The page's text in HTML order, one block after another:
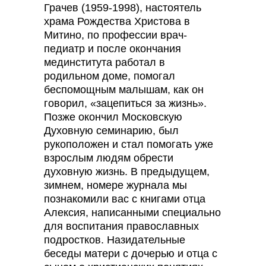
Грачев (1959-1998), настоятель
храма Рождества Христова в
Митино, по профессии врач-
педиатр и после окончания
мединститута работал в
родильном доме, помогал
беспомощным малышам, как он
говорил, «зацепиться за жизнь».
Позже окончил Московскую
Духовную семинарию, был
рукоположен и стал помогать уже
взрослым людям обрести
духовную жизнь. В предыдущем,
зимнем, номере журнала мы
познакомили вас с книгами отца
Алексия, написанными специально
для воспитания православных
подростков. Назидательные
беседы матери с дочерью и отца с